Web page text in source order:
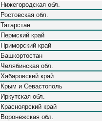
Нижегородская обл.
Ростовская обл.
Татарстан
Пермский край
Приморский край
Башкортостан
Челябинская обл.
Хабаровский край
Крым и Севастополь
Иркутская обл.
Красноярский край
Воронежская обл.